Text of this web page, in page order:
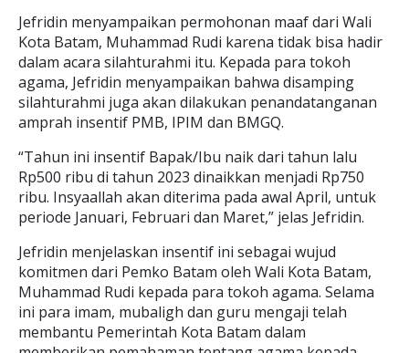
Jefridin menyampaikan permohonan maaf dari Wali
Kota Batam, Muhammad Rudi karena tidak bisa hadir
dalam acara silahturahmi itu. Kepada para tokoh
agama, Jefridin menyampaikan bahwa disamping
silahturahmi juga akan dilakukan penandatanganan
amprah insentif PMB, IPIM dan BMGQ.
“Tahun ini insentif Bapak/Ibu naik dari tahun lalu
Rp500 ribu di tahun 2023 dinaikkan menjadi Rp750
ribu. Insyaallah akan diterima pada awal April, untuk
periode Januari, Februari dan Maret,” jelas Jefridin.
Jefridin menjelaskan insentif ini sebagai wujud
komitmen dari Pemko Batam oleh Wali Kota Batam,
Muhammad Rudi kepada para tokoh agama. Selama
ini para imam, mubaligh dan guru mengaji telah
membantu Pemerintah Kota Batam dalam